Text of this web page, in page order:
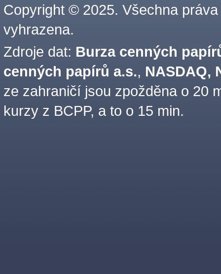
Copyright © 2025. Všechna práva
vyhrazena.
Zdroje dat: Burza cenných
cenných papírů a.s., NASDAQ,
ze zahraničí jsou zpožděna o 20
kurzy z BCPP, a to o 15 min.